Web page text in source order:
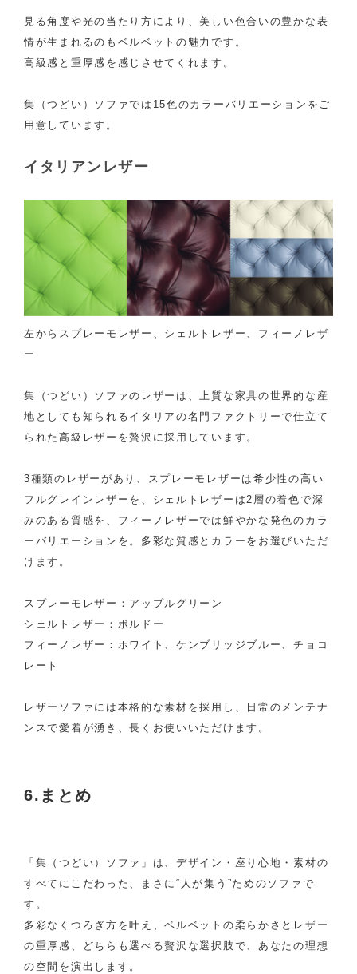
見る角度や光の当たり方により、美しい色合いの豊かな表
情が生まれるのもベルベットの魅力です。
高級感と重厚感を感じさせてくれます。
集（つどい）ソファでは15色のカラーバリエーションをご
用意しています。
イタリアンレザー
左からスプレーモレザー、シェルトレザー、フィーノレザ
ー
集（つどい）ソファのレザーは、上質な家具の世界的な産
地としても知られるイタリアの名門ファクトリーで仕立て
られた高級レザーを贅沢に採用しています。
3種類のレザーがあり、スプレーモレザーは希少性の高い
フルグレインレザーを、シェルトレザーは2層の着色で深
みのある質感を、フィーノレザーでは鮮やかな発色のカラ
ーバリエーションを。多彩な質感とカラーをお選びいただ
けます。
スプレーモレザー：アップルグリーン
シェルトレザー：ボルドー
フィーノレザー：ホワイト、ケンブリッジブルー、チョコ
レート
レザーソファには本格的な素材を採用し、日常のメンテナ
ンスで愛着が湧き、長くお使いいただけます。
6.まとめ
「集（つどい）ソファ」は、デザイン・座り心地・素材の
すべてにこだわった、まさに“人が集う”ためのソファで
す。
多彩なくつろぎ方を叶え、ベルベットの柔らかさとレザー
の重厚感、どちらも選べる贅沢な選択肢で、あなたの理想
の空間を演出します。